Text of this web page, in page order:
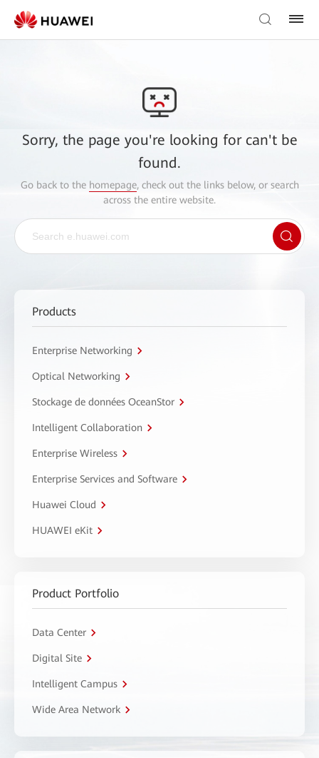
Sorry, the page you're looking for can't be
found.
Go back to the homepage, check out the links below, or search
across the entire website.
Products
Enterprise Networking
Optical Networking
Stockage de données OceanStor
Intelligent Collaboration
Enterprise Wireless
Enterprise Services and Software
Huawei Cloud
HUAWEI eKit
Product Portfolio
Data Center
Digital Site
Intelligent Campus
Wide Area Network